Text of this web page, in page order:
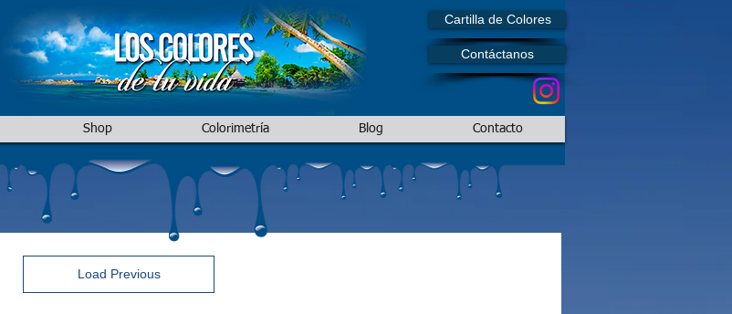
Shop Colorimetría Blog Contacto
Cartilla de Colores
Contáctanos
Load Previous